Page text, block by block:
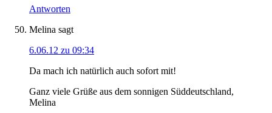
Antworten
Melina sagt
6.06.12 zu 09:34
Da mach ich natürlich auch sofort mit!
Ganz viele Grüße aus dem sonnigen Süddeutschland,
Melina